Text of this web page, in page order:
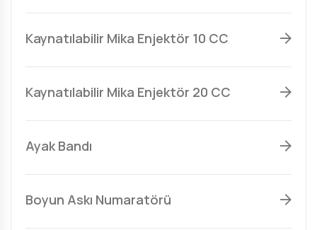
Kaynatılabilir Mika Enjektör 10 CC
Kaynatılabilir Mika Enjektör 20 CC
Ayak Bandı
Boyun Askı Numaratörü